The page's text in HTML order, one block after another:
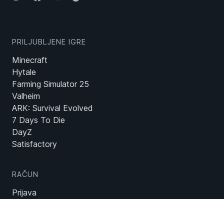
PRILJUBLJENE IGRE
Minecraft
Hytale
Farming Simulator 25
Valheim
ARK: Survival Evolved
7 Days To Die
DayZ
Satisfactory
RAČUN
Prijava